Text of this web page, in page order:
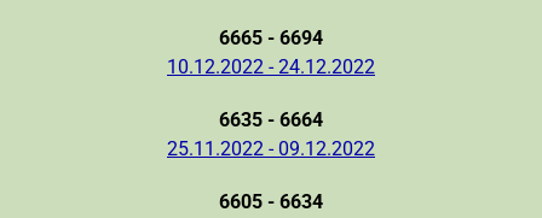
6665 - 6694
10.12.2022 - 24.12.2022
6635 - 6664
25.11.2022 - 09.12.2022
6605 - 6634